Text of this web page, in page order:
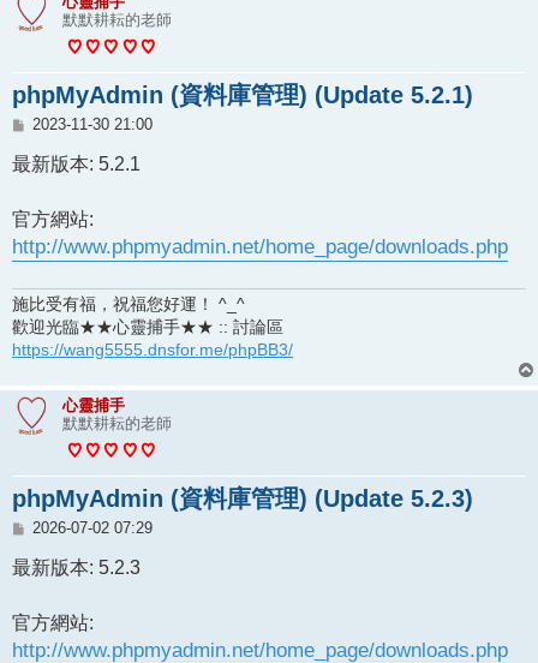
默默耕耘的老師
phpMyAdmin (資料庫管理) (Update 5.2.1)
文
2023-11-30 21:00
最新版本: 5.2.1
官方網站:
http://www.phpmyadmin.net/home_page/downloads.php
施比受有福，祝福您好運！ ^_^
歡迎光臨★★心靈捕手★★ :: 討論區
https://wang5555.dnsfor.me/phpBB3/
心靈捕手
默默耕耘的老師
phpMyAdmin (資料庫管理) (Update 5.2.3)
文
2026-07-02 07:29
最新版本: 5.2.3
官方網站:
http://www.phpmyadmin.net/home_page/downloads.php